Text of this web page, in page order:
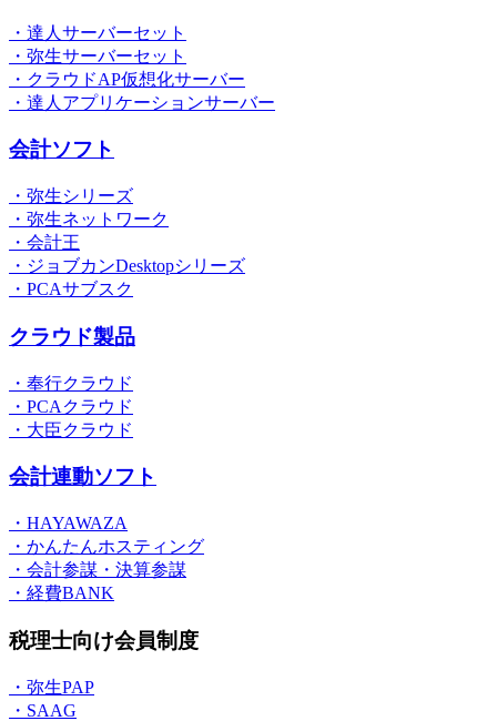
・達人サーバーセット
・弥生サーバーセット
・クラウドAP仮想化サーバー
・達人アプリケーションサーバー
会計ソフト
・弥生シリーズ
・弥生ネットワーク
・会計王
・ジョブカンDesktopシリーズ
・PCAサブスク
クラウド製品
・奉行クラウド
・PCAクラウド
・大臣クラウド
会計連動ソフト
・HAYAWAZA
・かんたんホスティング
・会計参謀・決算参謀
・経費BANK
税理士向け会員制度
・弥生PAP
・SAAG